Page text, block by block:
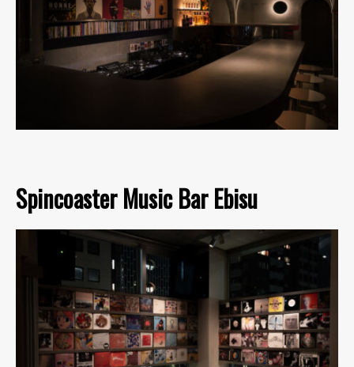
Spincoaster Music Bar Ebisu